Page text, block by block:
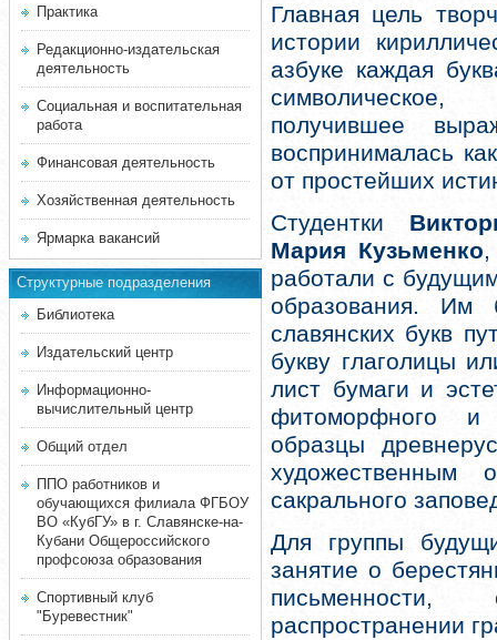
Практика
Редакционно-издательская
деятельность
Социальная и воспитательная
работа
Финансовая деятельность
Хозяйственная деятельность
Ярмарка вакансий
Структурные подразделения
Библиотека
Издательский центр
Информационно-
вычислительный центр
Общий отдел
ППО работников и
обучающихся филиала ФГБОУ
ВО «КубГУ» в г. Славянске-на-
Кубани Общероссийского
профсоюза образования
Спортивный клуб
"Буревестник"
Главная цель
истории
азбуке каждая
получившее
воспринималась
от простейших
Студентки
Мария Кузьменко
работали с
образования. Им
славянских букв
букву глаголицы
лист бумаги и
фитоморфного и
образцы
сакрального
Для группы
занятие о
распространении